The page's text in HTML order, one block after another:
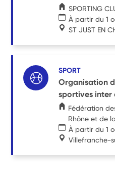
SPORTING
À partir du 1
ST JUST EN
SPORT
Organisation
sportives inter
Fédération
Rhône et de
À partir du 1
Villefranche-